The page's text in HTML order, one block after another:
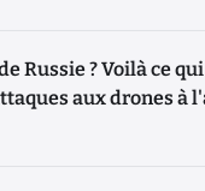
Russie ? Voilà ce
aux drones à